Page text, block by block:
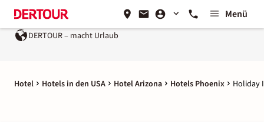
Menü
DERTOUR – macht Urlaub
Hotel Hotels in den USA Hotel Arizona Hotels Phoenix Holiday